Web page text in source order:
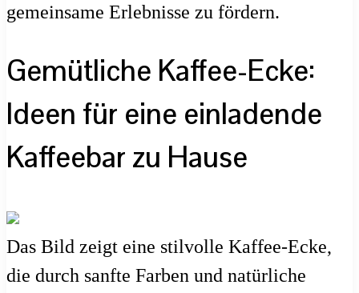
gemeinsame Erlebnisse zu fördern.
Gemütliche Kaffee-Ecke:
Ideen für eine einladende
Kaffeebar zu Hause
Das Bild zeigt eine stilvolle Kaffee-Ecke,
die durch sanfte Farben und natürliche